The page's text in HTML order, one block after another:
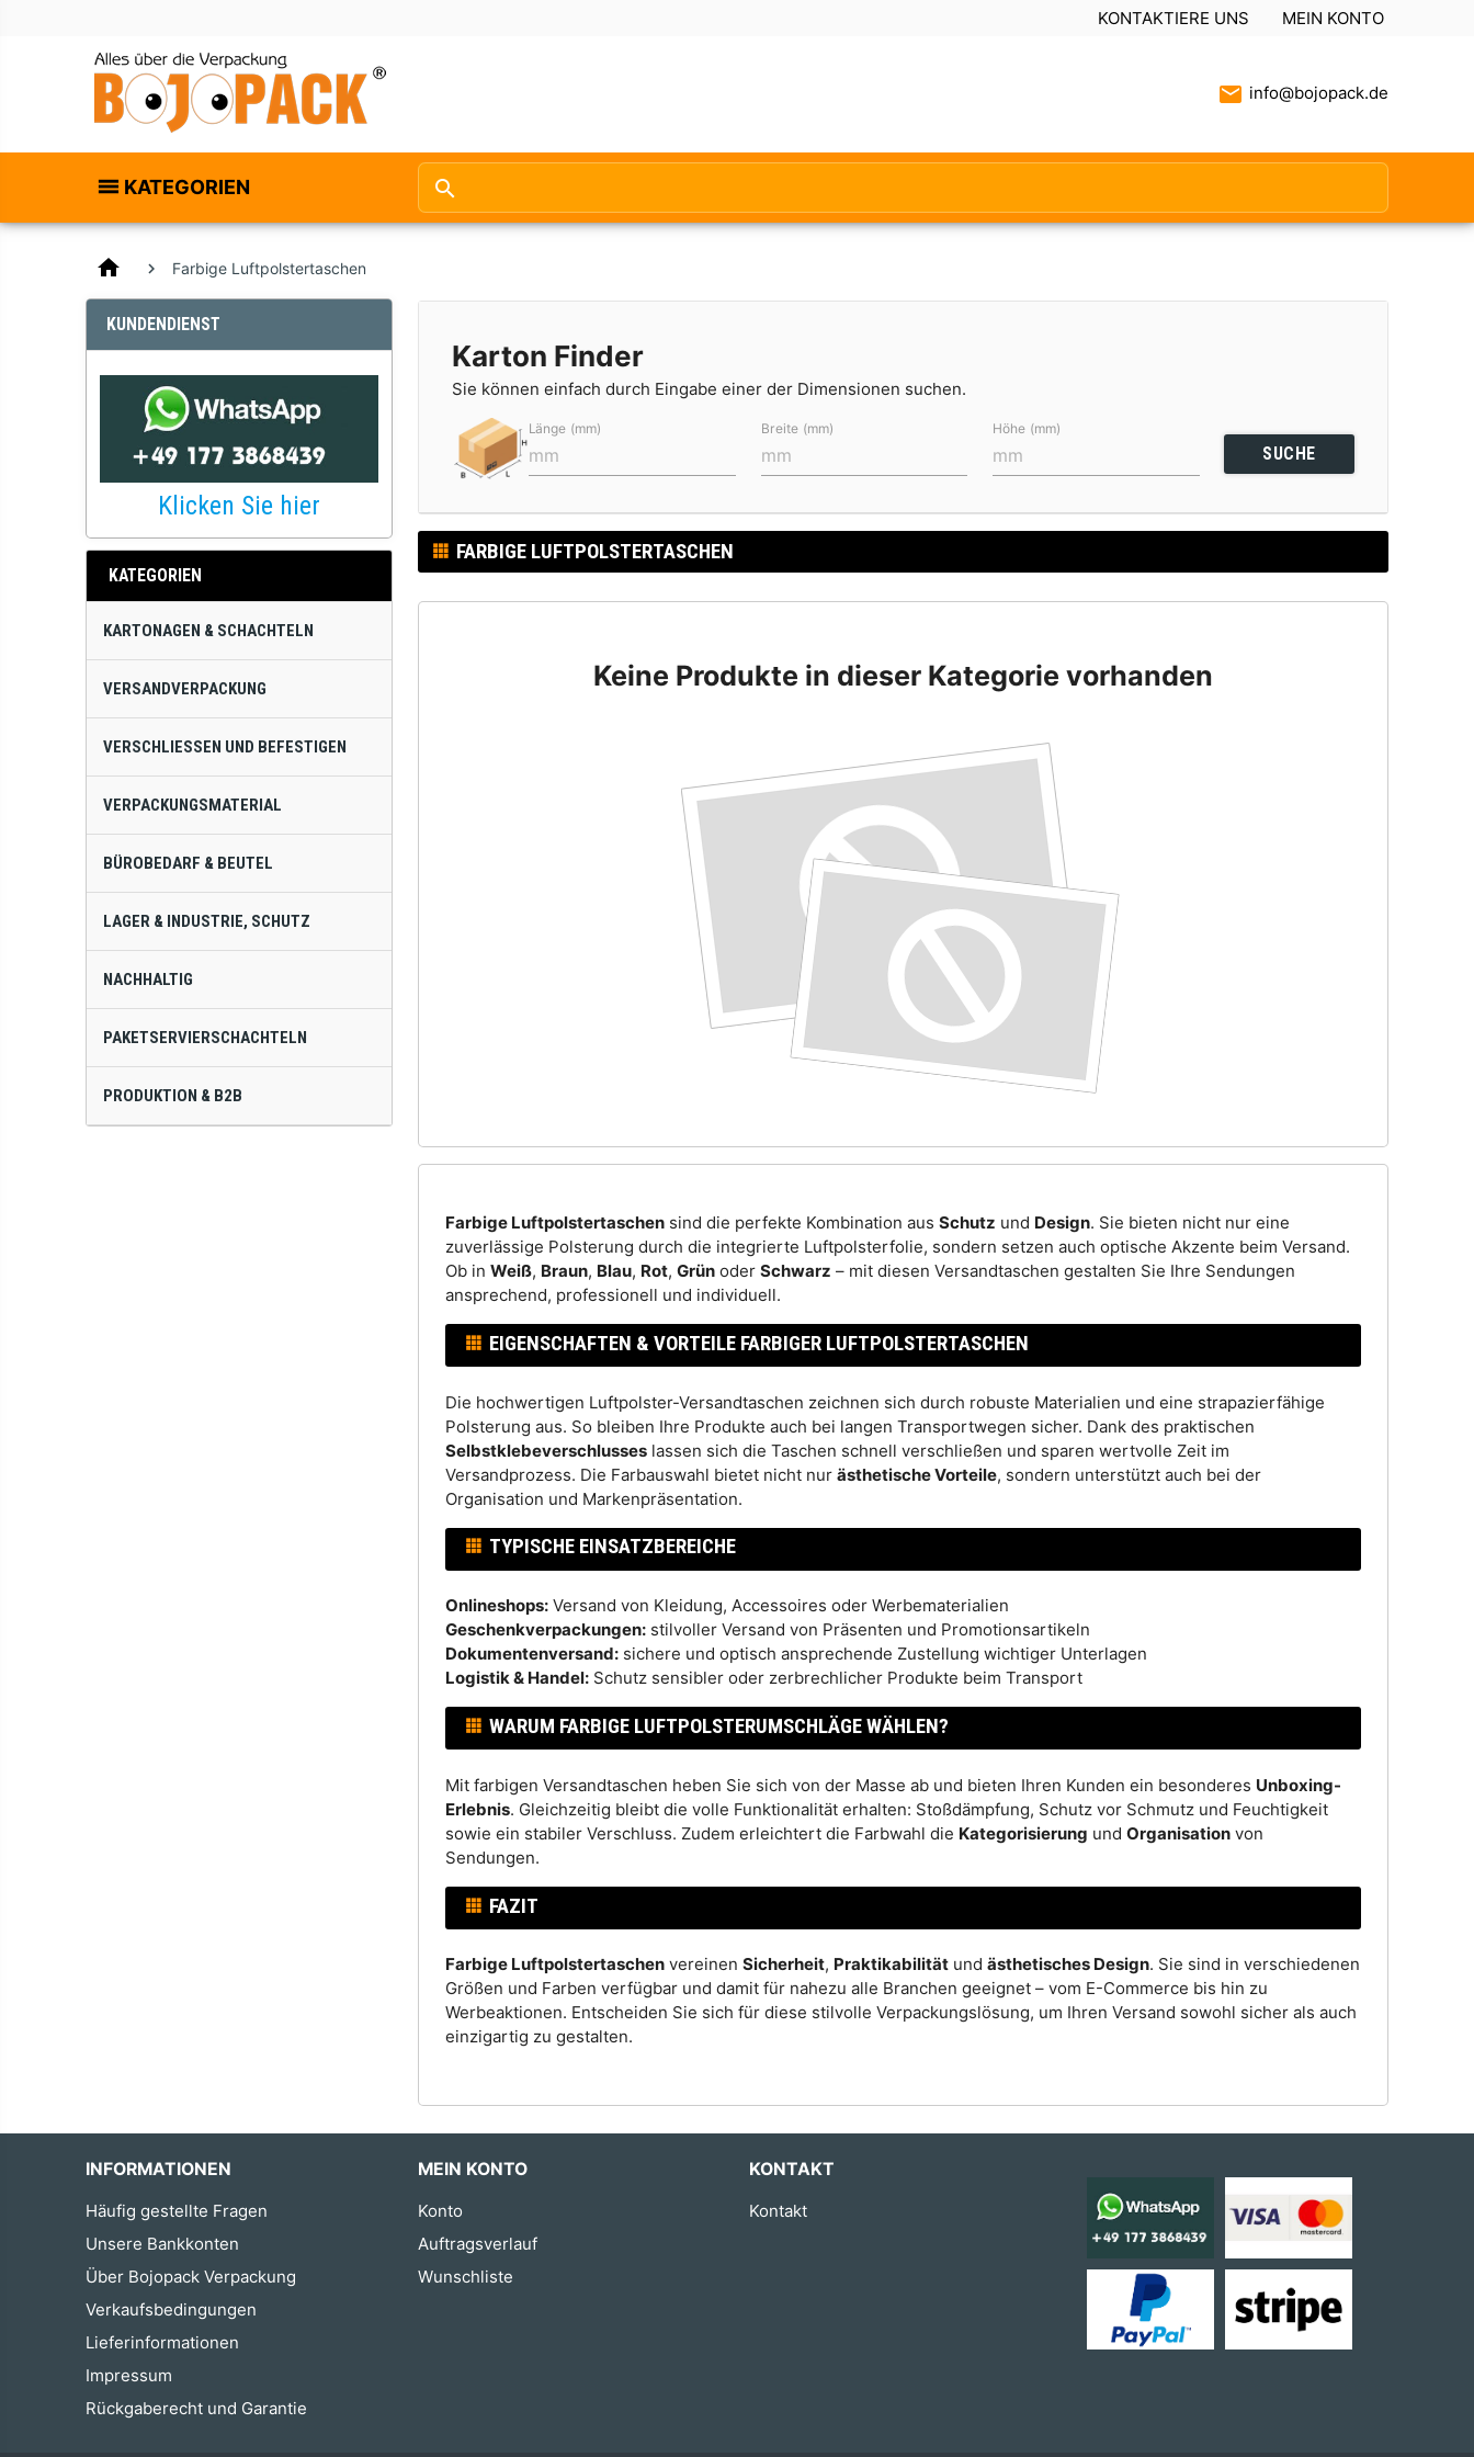
KONTAKTIERE UNS MEIN KONTO
info@bojopack.de
KATEGORIEN
home Farbige Luftpolstertaschen
KUNDENDIENST
Klicken Sie hier
KATEGORIEN
KARTONAGEN & SCHACHTELN
VERSANDVERPACKUNG
VERSCHLIESSEN UND BEFESTIGEN
VERPACKUNGSMATERIAL
BÜROBEDARF & BEUTEL
LAGER & INDUSTRIE, SCHUTZ
NACHHALTIG
PAKETSERVIERSCHACHTELN
PRODUKTION & B2B
Karton Finder
Sie können einfach durch Eingabe einer der Dimensionen suchen.
Länge (mm) Breite (mm) Höhe (mm)
SUCHE
FARBIGE LUFTPOLSTERTASCHEN
Keine Produkte in dieser Kategorie vorhanden
Farbige Luftpolstertaschensind die perfekte Kombination aus Schutz und Design. Sie bieten nicht nur eine
zuverlässige Polsterung durch die integrierte Luftpolsterfolie, sondern setzen auch optische Akzente beim Versand.
Ob in Weiß, Braun, Blau, Rot, Grünoder Schwarz – mit diesen Versandtaschen gestalten Sie Ihre Sendungen
ansprechend, professionell und individuell.
EIGENSCHAFTEN & VORTEILE FARBIGER LUFTPOLSTERTASCHEN
Die hochwertigen Luftpolster-Versandtaschen zeichnen sich durch robuste Materialien und eine strapazierfähige
Polsterung aus. So bleiben Ihre Produkte auch bei langen Transportwegen sicher. Dank des praktischen
Selbstklebeverschlusseslassen sich die Taschen schnell verschließen und sparen wertvolle Zeit im
Versandprozess. Die Farbauswahl bietet nicht nur ästhetische Vorteile, sondern unterstützt auch bei der
Organisation und Markenpräsentation.
TYPISCHE EINSATZBEREICHE
Onlineshops:Versand von Kleidung, Accessoires oder Werbematerialien
Geschenkverpackungen:stilvoller Versand von Präsenten und Promotionsartikeln
Dokumentenversand:sichere und optisch ansprechende Zustellung wichtiger Unterlagen
Logistik & Handel:Schutz sensibler oder zerbrechlicher Produkte beim Transport
WARUM FARBIGE LUFTPOLSTERUMSCHLÄGE WÄHLEN?
Mit farbigen Versandtaschen heben Sie sich von der Masse ab und bieten Ihren Kunden ein besonderes Unboxing-
Erlebnis. Gleichzeitig bleibt die volle Funktionalität erhalten: Stoßdämpfung, Schutz vor Schmutz und Feuchtigkeit
sowie ein stabiler Verschluss. Zudem erleichtert die Farbwahl die Kategorisierung und Organisationvon
Sendungen.
FAZIT
Farbige Luftpolstertaschenvereinen Sicherheit, Praktikabilitätund ästhetisches Design. Sie sind in verschiedenen
Größen und Farben verfügbar und damit für nahezu alle Branchen geeignet – vom E-Commerce bis hin zu
Werbeaktionen. Entscheiden Sie sich für diese stilvolle Verpackungslösung, um Ihren Versand sowohl sicher als auch
einzigartig zu gestalten.
INFORMATIONEN
Häufig gestellte Fragen
Unsere Bankkonten
Über Bojopack Verpackung
Verkaufsbedingungen
Lieferinformationen
Impressum
Rückgaberecht und Garantie
MEIN KONTO
Konto
Auftragsverlauf
Wunschliste
KONTAKT
Kontakt